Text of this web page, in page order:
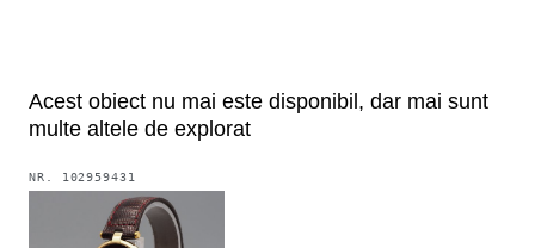
Acest obiect nu mai este disponibil, dar mai sunt
multe altele de explorat
NR. 102959431